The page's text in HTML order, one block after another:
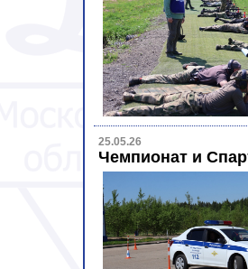
25.05.26
Чемпионат и